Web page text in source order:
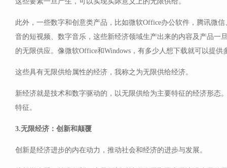
此外，一些数字和创意类产品，比如微软Office办公软件，腾讯微
音的短视频、数字音乐，这些新经济领域生产出来的内容及产品一
的无限供应。像微软Office和Windows，有多少人想下载就可以提供
这些具有无限供给属性的经济，我称之为无限供给经济。
新经济就是技术和数字驱动的，以无限供给为主要特征的经济形态
特征。
3.无限经济：创新和颠覆
创新是经济进步的内在动力，推动社会和经济的进步与发展。